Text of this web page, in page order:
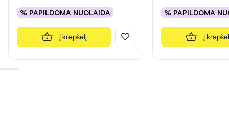
% PAPILDOMA NUOLAIDA
Į krepšelį
% PAPILDOMA
Į